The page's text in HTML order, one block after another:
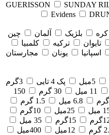
GUERISSON
SUNDAY
Evidens
کره بلژیک آلمان
چین
تایوان ترکیه
کلمبیا
اسپانیا یونان
مجارستان
5میل پک 4 تایی
3گرم
11 میل 30 گرم
150
6.8 میل
1.5 گرم
میل 25میل
10گرم
15گرم
35 میل
12میل
400میل